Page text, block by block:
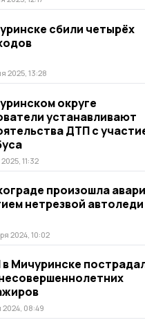
сбили четырёх
2025, 13:28
округе
устанавливают
ДТП с
11:32
произошла
нетрезвой автоледи
2024, 10:02
Мичуринске
2024, 08:49